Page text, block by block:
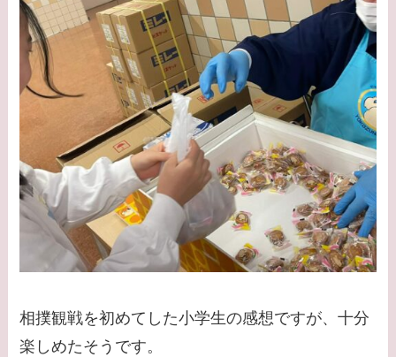
相撲観戦を初めてした小学生の感想ですが、十分
楽しめたそうです。